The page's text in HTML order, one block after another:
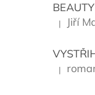
| Jiří
|